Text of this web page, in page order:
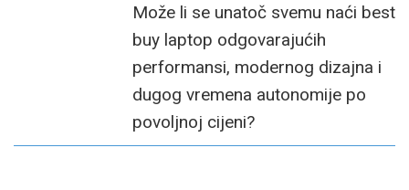
Može li se unatoč svemu naći best
buy laptop odgovarajućih
performansi, modernog dizajna i
dugog vremena autonomije po
povoljnoj cijeni?